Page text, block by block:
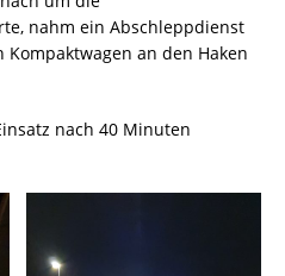
nahm ein Abschleppdienst
an den Haken
nach 40 Minuten